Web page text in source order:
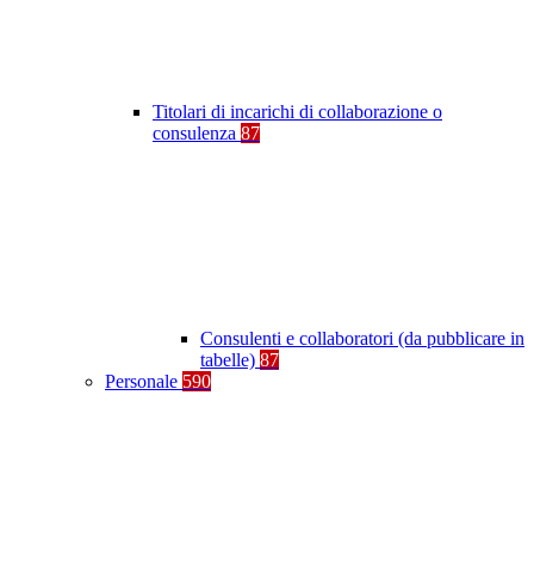
Titolari di incarichi di collaborazione o
consulenza 87
Consulenti e collaboratori (da pubblicare in
tabelle) 87
Personale 590